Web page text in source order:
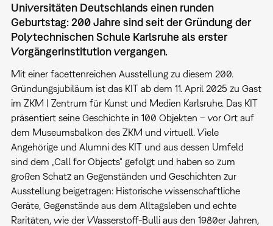
Universitäten Deutschlands einen runden
Geburtstag: 200 Jahre sind seit der Gründung der
Polytechnischen Schule Karlsruhe als erster
Vorgängerinstitution vergangen.
Mit einer facettenreichen Ausstellung zu diesem 200.
Gründungsjubiläum ist das KIT ab dem 11. April 2025 zu Gast
im ZKM | Zentrum für Kunst und Medien Karlsruhe. Das KIT
präsentiert seine Geschichte in 100 Objekten – vor Ort auf
dem Museumsbalkon des ZKM und virtuell. Viele
Angehörige und Alumni des KIT und aus dessen Umfeld
sind dem „Call for Objects“ gefolgt und haben so zum
großen Schatz an Gegenständen und Geschichten zur
Ausstellung beigetragen: Historische wissenschaftliche
Geräte, Gegenstände aus dem Alltagsleben und echte
Raritäten, wie der Wasserstoff-Bulli aus den 1980er Jahren,